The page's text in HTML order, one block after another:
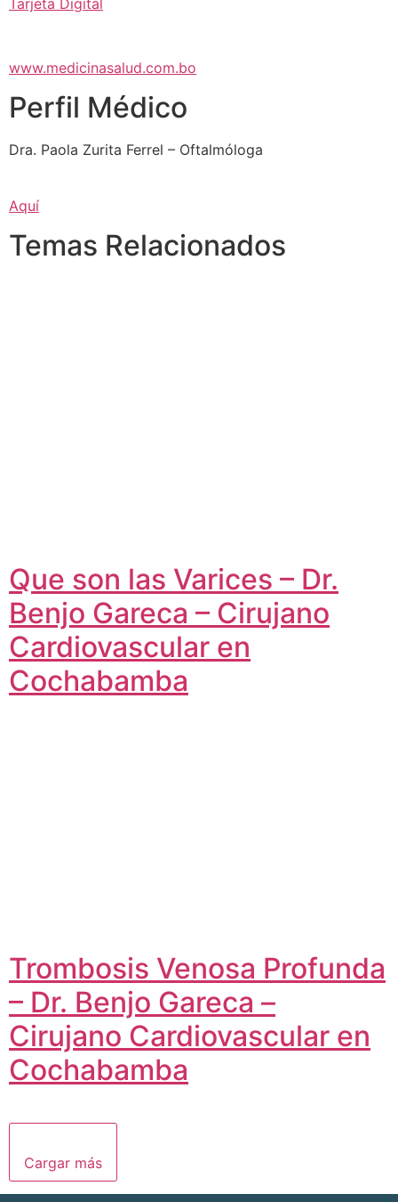
www.medicinasalud.com.bo
Perfil Médico
Dra. Paola Zurita Ferrel – Oftalmóloga
Aquí
Temas Relacionados
Que son las Varices – Dr.
Benjo Gareca – Cirujano
Cardiovascular en
Cochabamba
Trombosis Venosa Profunda
– Dr. Benjo Gareca –
Cirujano Cardiovascular en
Cochabamba
Cargar más